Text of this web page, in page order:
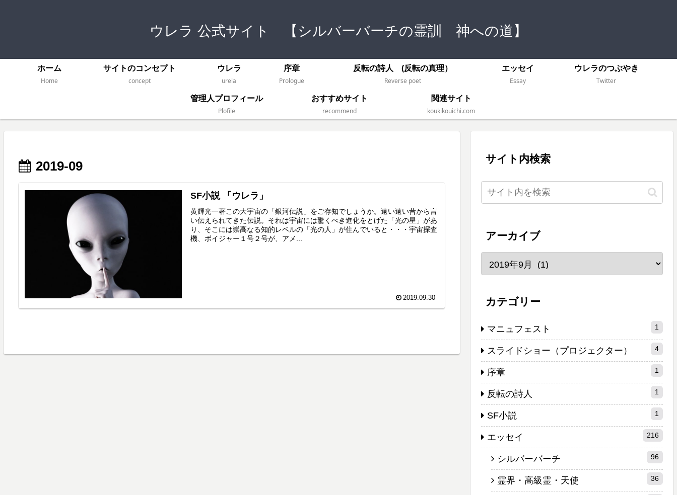
ウレラ 公式サイト 【シルバーバーチの霊訓 神への道】
ホーム
Home
サイトのコンセプト
concept
ウレラ
urela
序章
Prologue
反転の詩人 (反転の真理）
Reverse poet
エッセイ
Essay
ウレラのつぶやき
Twitter
管理人プロフィール
Plofile
おすすめサイト
recommend
関連サイト
koukikouichi.com
2019-09
SF小説 「ウレラ」
黄輝光一著この大宇宙の「銀河伝説」をご存知でしょうか。遠い遠い昔から言
い伝えられてきた伝説。それは宇宙には驚くべき進化をとげた「光の星」があ
り、そこには崇高なる知的レベルの「光の人」が住んでいると・・・宇宙探査
機、ボイジャー１号２号が、アメ...
2019.09.30
サイト内検索
アーカイブ
カテゴリー
マニュフェスト 1
スライドショー（プロジェクター） 4
序章 1
反転の詩人 1
SF小説 1
エッセイ 216
シルバーバーチ 96
霊界・高級霊・天使 36